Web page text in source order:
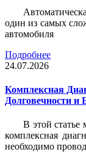
один из самых
автомобиля
Подробнее
24.07.2026
Комплексная
Долговечности и
В этой статье
комплексная
необходимо